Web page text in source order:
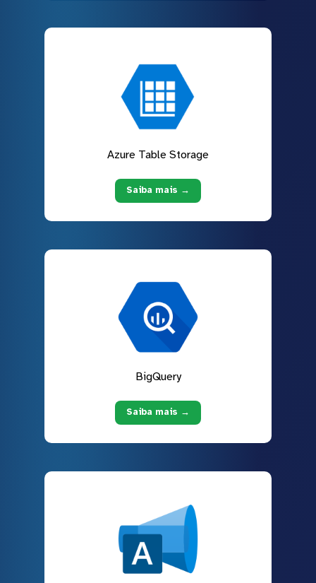
Azure Table Storage
Saiba mais →
BigQuery
Saiba mais →